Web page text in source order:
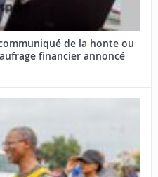
de la honte ou
financier annoncé